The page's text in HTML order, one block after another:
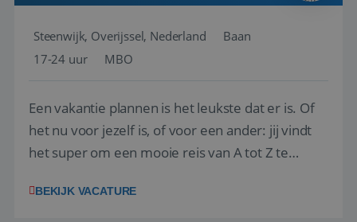
Steenwijk, Overijssel, Nederland
Baan
17-24 uur
MBO
Een vakantie plannen is het leukste dat er is. Of
het nu voor jezelf is, of voor een ander: jij vindt
het super om een mooie reis van A tot Z te
vakantiegangers de meest prachtige plekjes op
BEKIJK VACATURE